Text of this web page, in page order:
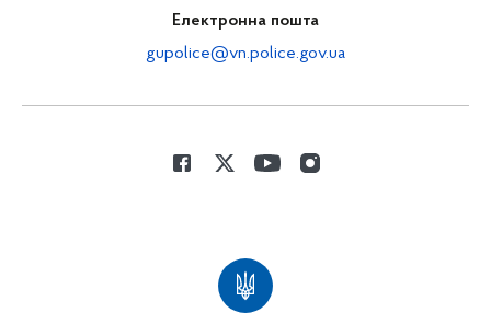
Електронна пошта
gupolice@vn.police.gov.ua